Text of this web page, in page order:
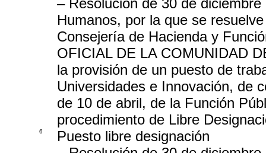
Humanos, por la que se
Consejería de Hacienda y
OFICIAL DE LA COMUNIDAD
la provisión de un puesto de
Universidades e Innovación, de
de 10 de abril, de la Función
procedimiento de Libre
6
Puesto libre designación